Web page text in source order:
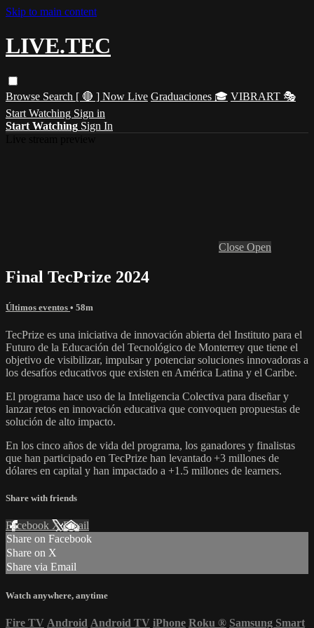
Skip to main content
LIVE.TEC
Browse Search [ 🔴 ] Now Live Graduaciones 🎓 VIBRART 🎭
Start Watching Sign in
Start Watching Sign In
Close Open
Final TecPrize 2024
Últimos eventos • 58m
TecPrize es una iniciativa de innovación abierta del Instituto para el
Futuro de la Educación del Tecnológico de Monterrey que tiene el
objetivo de visibilizar, impulsar y potenciar soluciones innovadoras a
los desafíos educativos que existen en América Latina y el Caribe.
El programa hace uso de la Inteligencia Colectiva para diseñar y
lanzar retos en innovación educativa que convoquen propuestas de
solución de alto impacto.
En los cinco años de vida del programa, los ganadores y finalistas
que han participado en TecPrize han levantado +3 millones de
dólares en capital y han impactado a +1.5 millones de learners.
Share with friends
Facebook XEmail
Share on Facebook
Share on X
Share via Email
Watch anywhere, anytime
Fire TV Android Android TV iPhone Roku ® Samsung Smart